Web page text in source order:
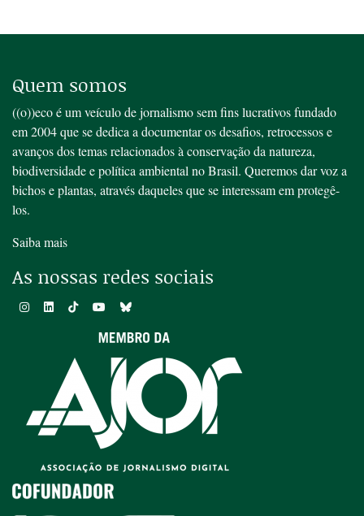
Quem somos
((o))eco é um veículo de jornalismo sem fins lucrativos fundado
em 2004 que se dedica a documentar os desafios, retrocessos e
avanços dos temas relacionados à conservação da natureza,
biodiversidade e política ambiental no Brasil. Queremos dar voz a
bichos e plantas, através daqueles que se interessam em protegê-
los.
Saiba mais
As nossas redes sociais